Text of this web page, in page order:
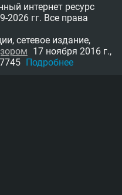
интернет ресурс
2026 гг. Все права
сетевое издание,
17 ноября 2016 г.,
Подробнее